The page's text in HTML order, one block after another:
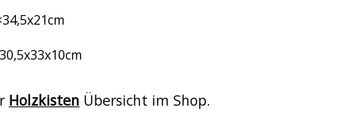
Holzkisten Übersicht im Shop.